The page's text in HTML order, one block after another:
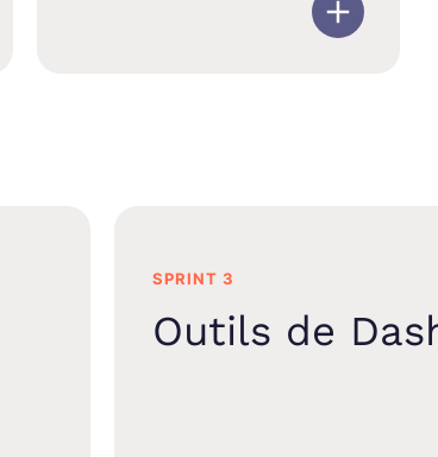
SPRINT 3
Outils de